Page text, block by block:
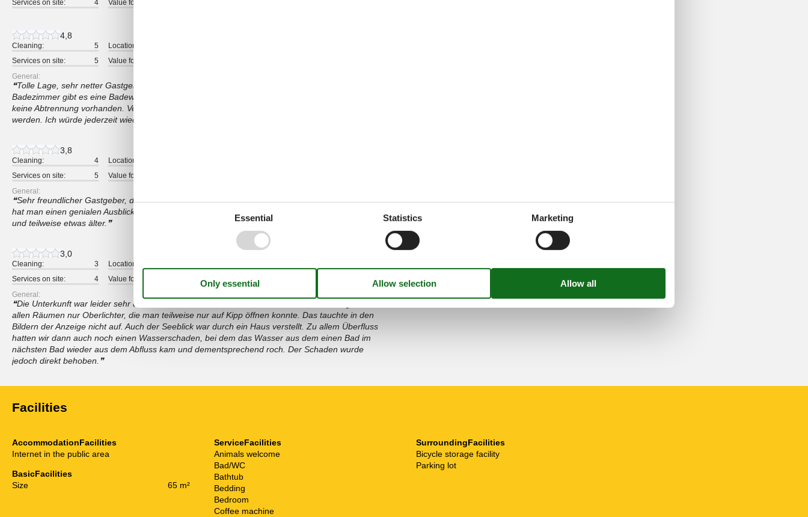
Services on site:
4 Value for money:
4,8
Cleaning: 5 Location:
Services on site:
5 Value for money:
General:
Tolle Lage, sehr netter Gastgeber und schönes Apartment mit älterer Einrichtung. Im
Badezimmer gibt es eine Badewanne. Will man nur duschen, ist schnell das Badezimmer nass da
keine Abtrennung vorhanden. Vermisst habe ich einen Wäscheständer. Föhn sollte mitgebracht
werden. Ich würde jederzeit wieder buchen und kann die Wohnung empfehlen.
3,8
Cleaning: 4 Location:
Services on site:
5 Value for money:
General:
Sehr freundlicher Gastgeber, der auch auf Wünsche prompt reagierte. Vom Appartment Seefeld
hat man einen genialen Ausblick auf den See. Möblierung des Appartments ist funktional, einfach
und teilweise etwas älter.
3,0
Cleaning: 3 Location:
Services on site:
4 Value for money:
General:
Die Unterkunft war leider sehr dunkel und schlecht zu lüften. Bis auf das Wohnzimmer gab es in
allen Räumen nur Oberlichter, die man teilweise nur auf Kipp öffnen konnte. Das tauchte in den
Bildern der Anzeige nicht auf. Auch der Seeblick war durch ein Haus verstellt. Zu allem Überfluss
hatten wir dann auch noch einen Wasserschaden, bei dem das Wasser aus dem einen Bad im
nächsten Bad wieder aus dem Abfluss kam und dementsprechend roch. Der Schaden wurde
jedoch direkt behoben.
Facilities
AccommodationFacilities
Internet in the public area
BasicFacilities
Size
65 m²
ServiceFacilities
Animals welcome
Bad/WC
Bathtub
Bedding
Bedroom
Coffee machine
SurroundingFacilities
Bicycle storage facility
Parking lot
Essential Statistics Marketing